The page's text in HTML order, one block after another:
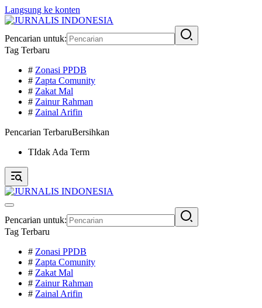
Langsung ke konten
Pencarian untuk:
Tag Terbaru
# Zonasi PPDB
# Zapta Comunity
# Zakat Mal
# Zainur Rahman
# Zainal Arifin
Pencarian TerbaruBersihkan
TIdak Ada Term
Pencarian untuk:
Tag Terbaru
# Zonasi PPDB
# Zapta Comunity
# Zakat Mal
# Zainur Rahman
# Zainal Arifin